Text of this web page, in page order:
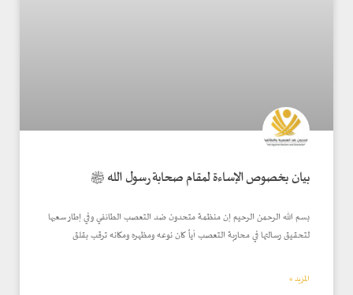
بيان بخصوص الإساءة لمقام صحابة رسول الله ﷺ
بسم الله الرحمن الرحيم إن منظمة متحدون ضد التعصب الطائفي وفي إطار سعيها
لتحقيق رسالتها في محاربة التعصب أياً كان نوعه ومظهره ومكانه ترقب بقلق
المزيد »